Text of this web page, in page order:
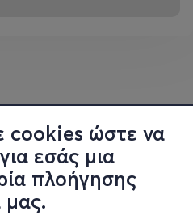
cookies ώστε να
εσάς μια
πλοήγησης
μας.